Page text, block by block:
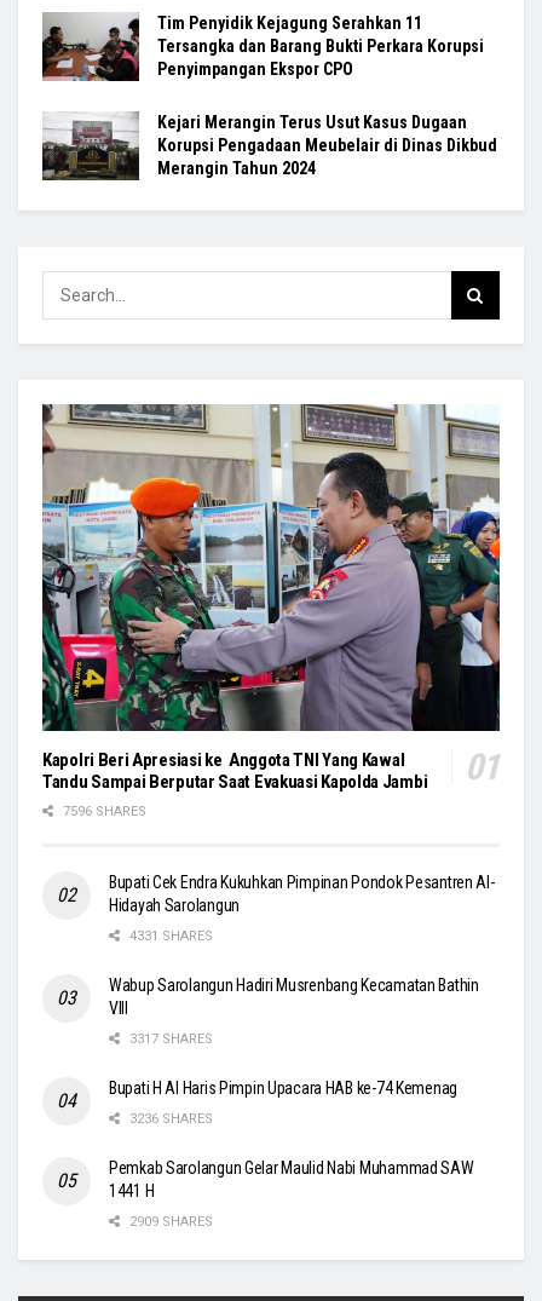
Tim Penyidik Kejagung Serahkan 11
Tersangka dan Barang Bukti Perkara Korupsi
Penyimpangan Ekspor CPO
Kejari Merangin Terus Usut Kasus Dugaan
Korupsi Pengadaan Meubelair di Dinas Dikbud
Merangin Tahun 2024
Kapolri Beri Apresiasi ke Anggota TNI Yang Kawal
Tandu Sampai Berputar Saat Evakuasi Kapolda Jambi
7596 SHARES
Bupati Cek Endra Kukuhkan Pimpinan Pondok Pesantren Al-
Hidayah Sarolangun
4331 SHARES
Wabup Sarolangun Hadiri Musrenbang Kecamatan Bathin
VIII
3317 SHARES
Bupati H Al Haris Pimpin Upacara HAB ke-74 Kemenag
3236 SHARES
Pemkab Sarolangun Gelar Maulid Nabi Muhammad SAW
1441 H
2909 SHARES